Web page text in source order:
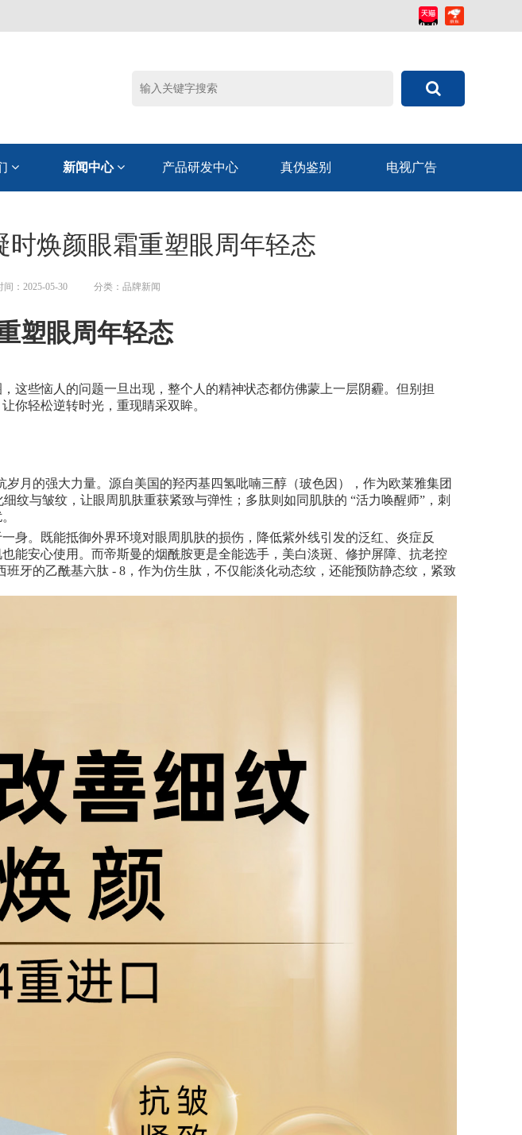
新闻中心 产品研发中心 真伪鉴别 电视广告
焕颜眼霜重塑眼周年轻态
间：2025-05-30 分类：品牌新闻
塑眼周年轻态
这些恼人的问题一旦出现，整个人的精神状态都仿佛蒙上一层阴霾。但别担
你轻松逆转时光，重现睛采双眸。
月的强大力量。源自美国的羟丙基四氢吡喃三醇（玻色因），作为欧莱雅集团
纹与皱纹，让眼周肌肤重获紧致与弹性；多肽则如同肌肤的 “活力唤醒师”，刺
身。既能抵御外界环境对眼周肌肤的损伤，降低紫外线引发的泛红、炎症反
能安心使用。而帝斯曼的烟酰胺更是全能选手，美白淡斑、修护屏障、抗老控
牙的乙酰基六肽 - 8，作为仿生肽，不仅能淡化动态纹，还能预防静态纹，紧致